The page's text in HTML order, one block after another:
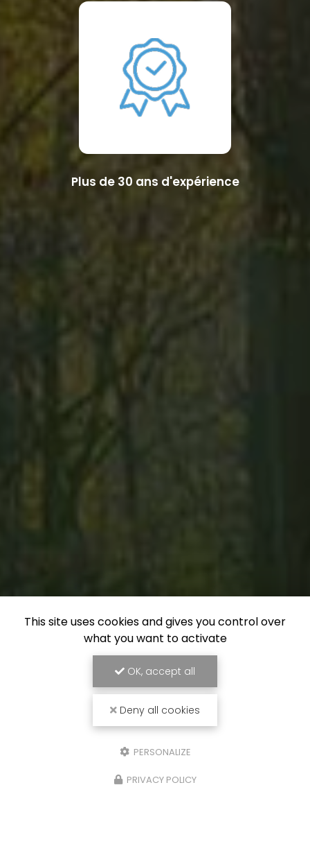
Plus de 30 ans d'expérience
This site uses cookies and gives you control over
what you want to activate
OK, accept all
Deny all cookies
PERSONALIZE
PRIVACY POLICY